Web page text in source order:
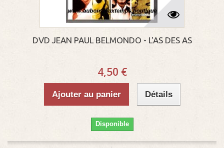
DVD JEAN PAUL BELMONDO - L'AS DES AS
4,50 €
Ajouter au panier Détails
Disponible